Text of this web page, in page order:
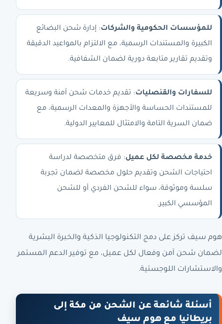
للمؤسسات الحكومية والشركات: إدارة شحن البضائع
الكبيرة والمستندات الرسمية، مع الالتزام بالمواعيد الدقيقة
وتقديم تقارير متابعة دورية لضمان الشفافية.
للسفارات والقنصليات: تقديم خدمات شحن آمنة وسريعة
للمستندات الحساسة والأجهزة والمعدات الرسمية، مع
ضمان السرية التامة والامتثال للمعايير الدولية.
خدمة مخصصة لكل عميل: فرق متخصصة لدراسة
احتياجات الشحن وتقديم حلول مخصصة لضمان تجربة
سلسة وموثوقة، سواء للشحن الفردي أو للشحن
المؤسسي الكبير.
هوم سيف تركز على دمج التكنولوجيا الذكية والخبرة البشرية
لضمان شحن آمن وفعال لكل عميل، مع توفير الدعم المستمر
والاستشارات اللوجستية.
أسئلة شائعة عن الشحن من مكة إلى
بريطانيا مع هوم سيف